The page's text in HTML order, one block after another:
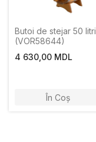
Butoi de stejar 50 litri
(VOR58644)
4 630,00 MDL
În Coș